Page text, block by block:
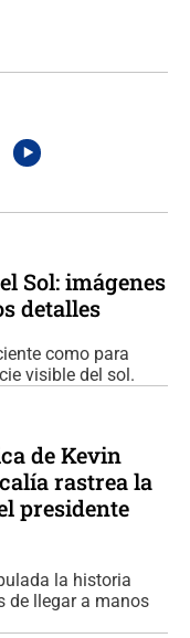
Sol: imágenes
detalles
como para
visible del sol.
de Kevin
rastrea la
presidente
la historia
de llegar a manos